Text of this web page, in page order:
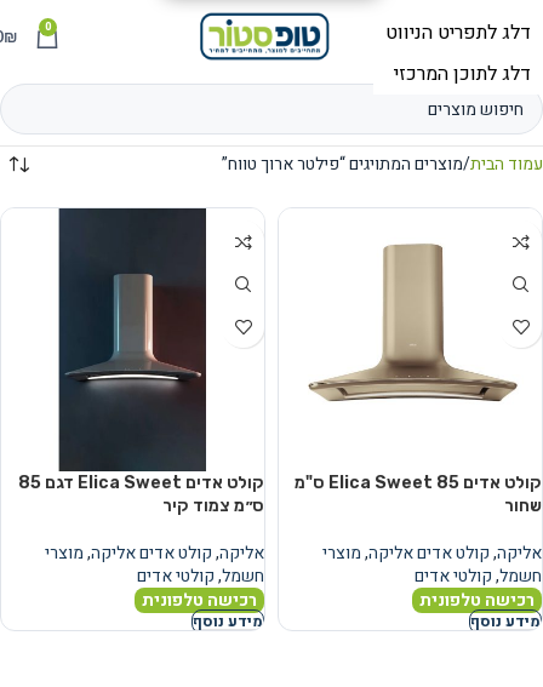
תפריט 0
₪
עמוד הבית מוצרים המתויגים “פילטר ארוך טווח”
קולט אדים Elica Sweet 85 ס"מ
שחור
אליקה,קולט אדים אליקה,מוצרי
חשמל,קולטי אדים
רכישה טלפונית
מידע נוסף
קולט אדים Elica Sweet דגם 85
ס״מ צמוד קיר
אליקה,קולט אדים אליקה,מוצרי
חשמל,קולטי אדים
רכישה טלפונית
מידע נוסף